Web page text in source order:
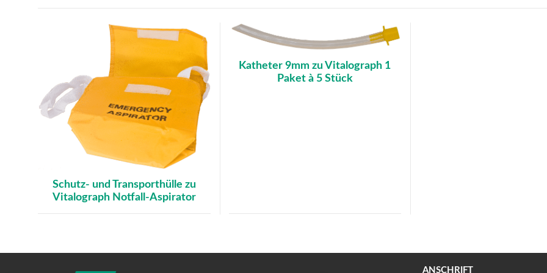
Schutz- und Transporthülle zu
Vitalograph Notfall-Aspirator
Katheter 9mm zu Vitalograph 1
Paket à 5 Stück
ANSCHRIFT